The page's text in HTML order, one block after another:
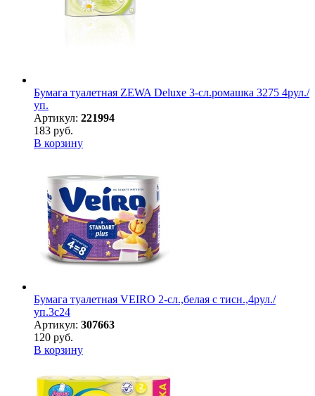
Бумага туалетная ZEWA Deluxe 3-сл.ромашка 3275 4рул./
уп.
Артикул: 221994
183 руб.
В корзину
Бумага туалетная VEIRO 2-сл.,белая с тисн.,4рул./
уп.3c24
Артикул: 307663
120 руб.
В корзину